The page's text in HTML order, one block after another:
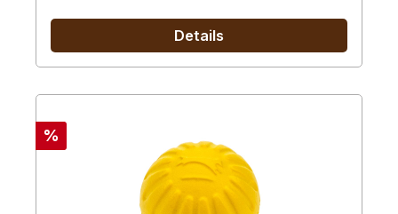
Details
%